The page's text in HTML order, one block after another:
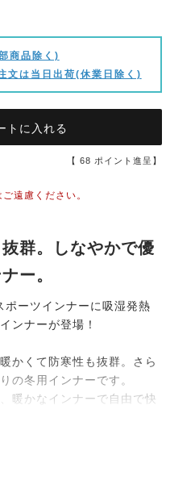
商品除く)
文は当日出荷(休業日除く)
トに入れる
【 68 ポイント進呈】
遠慮ください。
群。しなやかで優
ー。
ーツインナーに吸湿発熱
ンナーが登場！
かくて防寒性も抜群。さら
の冬用インナーです。
暖かなインナーで自由で快